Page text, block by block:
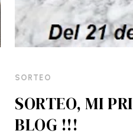
SORTEO
SORTEO, MI
BLOG !!!